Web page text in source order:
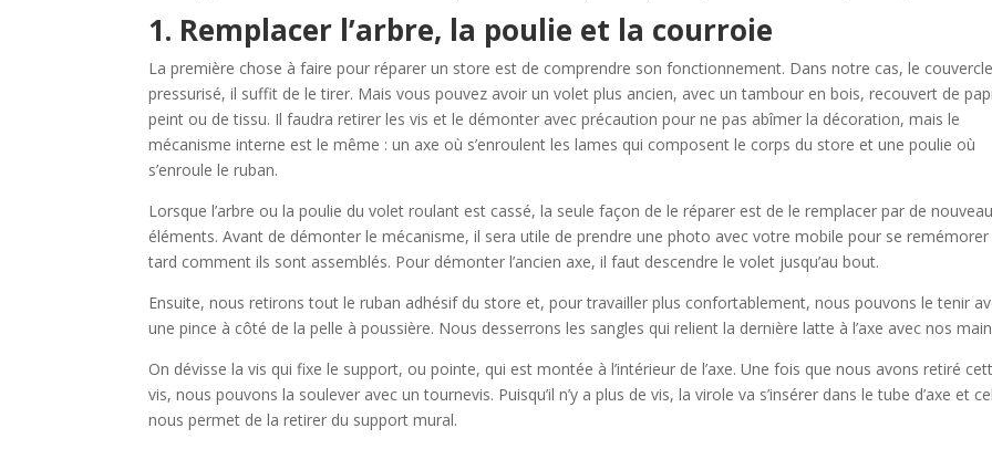
1. Remplacer l’arbre, la poulie et la courroie
La première chose à faire pour réparer un store est de comprendre son fonctionnement. Dans notre cas, le
pressurisé, il suffit de le tirer. Mais vous pouvez avoir un volet plus ancien, avec un tambour en bois, recouvert de
peint ou de tissu. Il faudra retirer les vis et le démonter avec précaution pour ne pas abîmer la décoration, mais le
mécanisme interne est le même : un axe où s’enroulent les lames qui composent le corps du store et une poulie où
s’enroule le ruban.
Lorsque l’arbre ou la poulie du volet roulant est cassé, la seule façon de le réparer est de le remplacer par de
éléments. Avant de démonter le mécanisme, il sera utile de prendre une photo avec votre mobile pour se remémorer
tard comment ils sont assemblés. Pour démonter l’ancien axe, il faut descendre le volet jusqu’au bout.
Ensuite, nous retirons tout le ruban adhésif du store et, pour travailler plus confortablement, nous pouvons le tenir
une pince à côté de la pelle à poussière. Nous desserrons les sangles qui relient la dernière latte à l’axe avec nos
On dévisse la vis qui fixe le support, ou pointe, qui est montée à l’intérieur de l’axe. Une fois que nous avons retiré
vis, nous pouvons la soulever avec un tournevis. Puisqu’il n’y a plus de vis, la virole va s’insérer dans le tube d’axe et
nous permet de la retirer du support mural.